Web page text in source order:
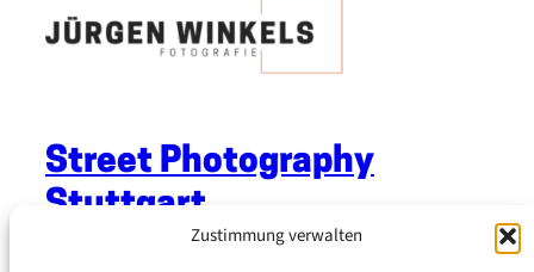
Zustimmung verwalten
Street Photography
Stuttgart